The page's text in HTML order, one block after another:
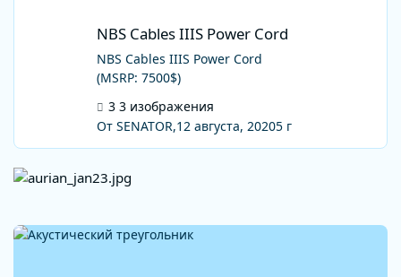
NBS Cables IIIS Power Cord
NBS Cables IIIS Power Cord
(MSRP: 7500$)
3 изображения
От SENATOR,12 августа, 20205 г